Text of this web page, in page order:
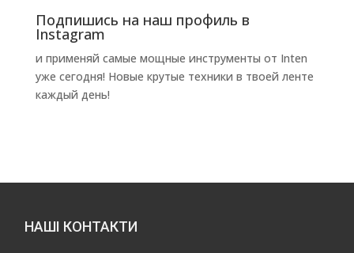
Подпишись на наш профиль в
Instagram
и применяй самые мощные инструменты от Inten
уже сегодня! Новые крутые техники в твоей ленте
каждый день!
НАШІ КОНТАКТИ